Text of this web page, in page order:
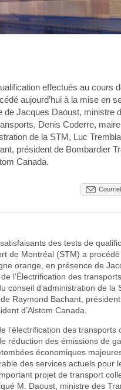
effectués au cours
aujourd’hui à la mise en
de Jacques Daoust, ministre
Denis Coderre,
de la STM, Luc
président de Bombardier
Canada.
Courriel
des tests de
de Montréal (STM) a procédé
orange, en présence de
l’Électrification des transports
conseil d’administration de la
Raymond Bachant,
d’Alstom Canada.
l’électrification des transports
réduction des émissions de
économiques
des services actuels pour
projet de transport
M. Daoust, ministre des